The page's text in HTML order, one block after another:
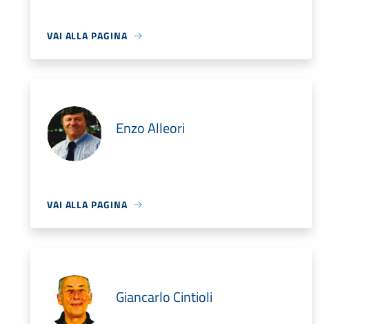
VAI ALLA PAGINA
Enzo Alleori
VAI ALLA PAGINA
Giancarlo Cintioli